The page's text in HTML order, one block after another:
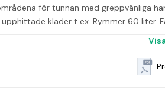
för tunnan med greppvänliga
kläder t ex. Rymmer 60 liter.